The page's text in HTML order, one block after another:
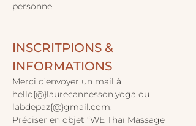
personne.
INSCRITPIONS &
INFORMATIONS
Merci d’envoyer un mail à
hello{@}laurecannesson.yoga ou
labdepaz{@}gmail.com.
Préciser en objet “WE Thaï Massage